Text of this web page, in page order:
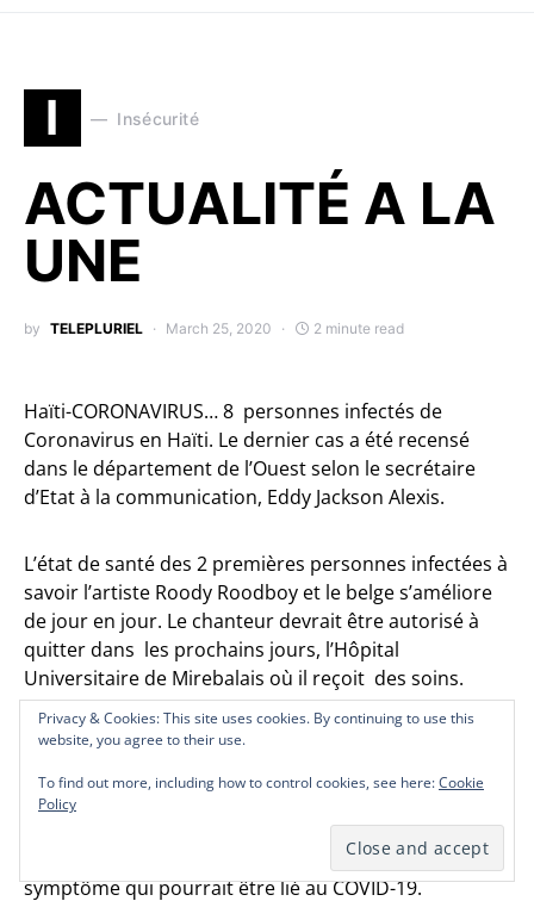
Privacy & Cookies: This site uses cookies. By continuing to use this
website, you agree to their use.
To find out more, including how to control cookies, see here:Cookie
Policy
Privacy & Cookies: This site uses cookies. By continuing to use this
website, you agree to their use.
To find out more, including how to control cookies, see here:Cookie
Policy
I Insécurité
ACTUALITÉ A LA
UNE
by TELEPLURIEL March 25, 2020 2 minute read
Haïti-CORONAVIRUS… 8 personnes infectés de
Coronavirus en Haïti. Le dernier cas a été recensé
dans le département de l’Ouest selon le secrétaire
d’Etat à la communication, Eddy Jackson Alexis.
L’état de santé des 2 premières personnes infectées à
savoir l’artiste Roody Roodboy et le belge s’améliore
de jour en jour. Le chanteur devrait être autorisé à
quitter dans les prochains jours, l’Hôpital
Universitaire de Mirebalais où il reçoit des soins.
La décision de mettre la commune de Saint-Michel de
l’Attalaye en quarantaine n’a pas été respectée, selon
le maire principal, Gueillant Dorsainvil. Il informe que
les 27 enfants de l’orphelinat et d’autres volontaires
placés en quarantaine ne présentent jusqu’ici aucun
symptôme qui pourrait être lié au COVID-19.
Privacy & Cookies: This site uses cookies. By continuing to use this
website, you agree to their use.
To find out more, including how to control cookies, see here:Cookie
Policy
Privacy & Cookies: This site uses cookies. By continuing to use this
website, you agree to their use.
To find out more, including how to control cookies, see here:Cookie
Policy